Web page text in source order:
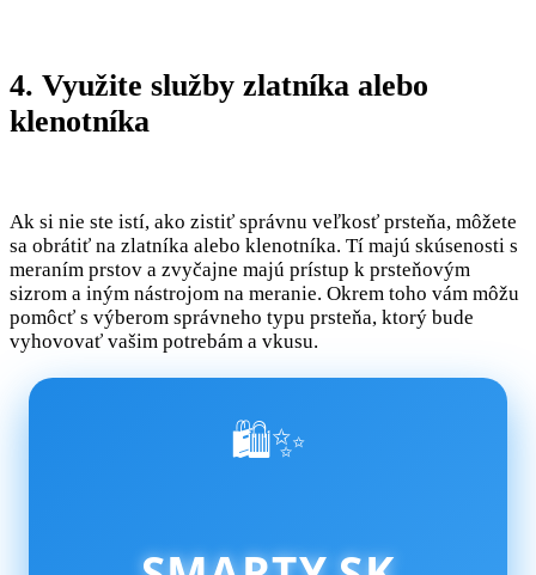
4. Využite služby zlatníka alebo
klenotníka
Ak si nie ste istí, ako zistiť správnu veľkosť prsteňa, môžete
sa obrátiť na zlatníka alebo klenotníka. Tí majú skúsenosti s
meraním prstov a zvyčajne majú prístup k prsteňovým
sizrom a iným nástrojom na meranie. Okrem toho vám môžu
pomôcť s výberom správneho typu prsteňa, ktorý bude
vyhovovať vašim potrebám a vkusu.
🛍️✨